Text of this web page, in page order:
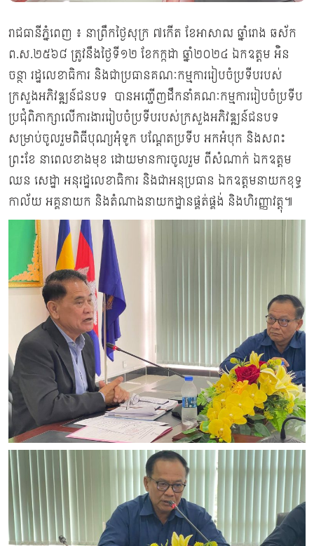
រាជធានីភ្នំពេញ ៖ នាព្រឹកថ្ងៃសុក្រ ៧កើត ខែអាសាឍ ឆ្នាំរោង ឆស័ក
ព.ស.២៥៦៨ ត្រូវនឹងថ្ងៃទី១២ ខែកក្កដា ឆ្នាំ២០២៤ ឯកឧត្តម អ៉ិន
ចន្ថា រដ្ឋលេខាធិការ និងជាប្រធានគណៈកម្មការរៀបចំប្រទីបរបស់
ក្រសួងអភិវឌ្ឍន៍ជនបទ បានអញ្ជើញដឹកនាំគណៈកម្មការរៀបចំប្រទីប
ប្រជុំពិភាក្សាលើការងាររៀបចំប្រទីបរបស់ក្រសួងអភិវឌ្ឍន៍ជនបទ
សម្រាប់ចូលរួមពិធីបុណ្យអុំទូក បណ្តែតប្រទីប អកអំបុក និងសពះ
ព្រះខែ នាពេលខាងមុខ ដោយមានការចូលរួម ពីសំណាក់ ឯកឧត្តម
ឈន សេដ្ឋា អនុរដ្ឋលេខាធិការ និងជាអនុប្រធាន ឯកឧត្តមនាយកខុទ្ធ
កាល័យ អគ្គនាយក និងតំណាងនាយកដ្ឋានផ្គត់ផ្គង់ និងហិរញ្ញាវត្តុ៕